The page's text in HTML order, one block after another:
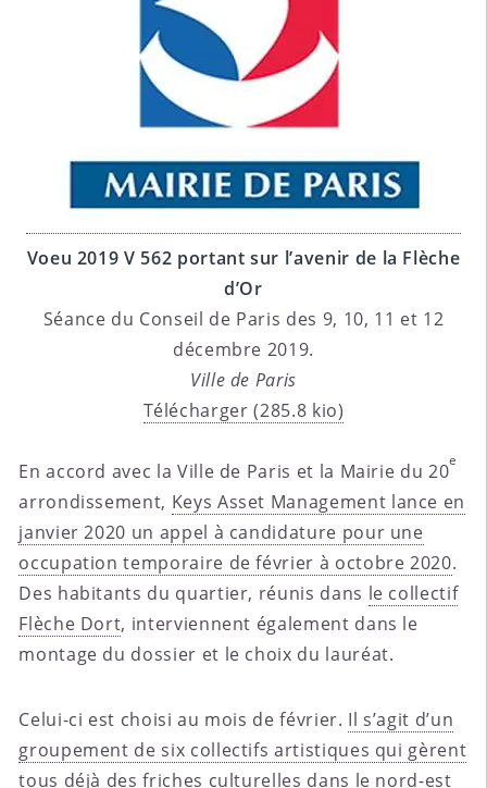
Voeu 2019 V 562 portant sur l’avenir de la Flèche
d’Or
Séance du Conseil de Paris des 9, 10, 11 et 12
décembre 2019.
Ville de Paris
Télécharger (285.8 kio)
En accord avec la Ville de Paris et la Mairie du 20
e
arrondissement, Keys Asset Management lance en
janvier 2020 un appel à candidature pour une
occupation temporaire de février à octobre 2020.
Des habitants du quartier, réunis dans le collectif
Flèche Dort, interviennent également dans le
montage du dossier et le choix du lauréat.
Celui-ci est choisi au mois de février. Il s’agit d’un
groupement de six collectifs artistiques qui gèrent
tous déjà des friches culturelles dans le nord-est